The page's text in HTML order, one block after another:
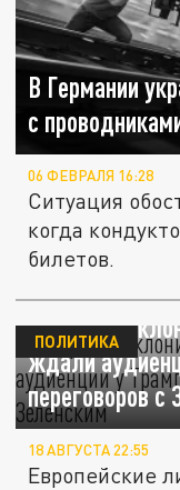
В Германии
с
06 ФЕВРАЛЯ 16:28
Ситуация
когда
билетов.
Смиренно
ждали
переговоров с
ПОЛИТИКА
18 АВГУСТА 22:55
Европейские